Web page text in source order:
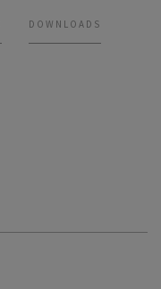
DOWNLOADS